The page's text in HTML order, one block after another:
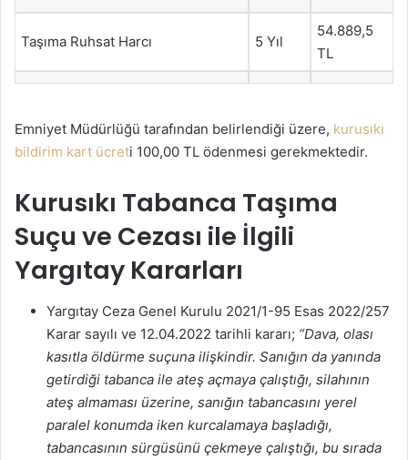
Taşıma Ruhsat Harcı 5 Yıl
54.889,5
TL
Emniyet Müdürlüğü tarafından belirlendiği üzere, kurusıkı
bildirim kart ücreti 100,00 TL ödenmesi gerekmektedir.
Kurusıkı Tabanca Taşıma
Suçu ve Cezası ile İlgili
Yargıtay Kararları
Yargıtay Ceza Genel Kurulu 2021/1-95 Esas 2022/257
Karar sayılı ve 12.04.2022 tarihli kararı; “Dava, olası
kasıtla öldürme suçuna ilişkindir. Sanığın da yanında
getirdiği tabanca ile ateş açmaya çalıştığı, silahının
ateş almaması üzerine, sanığın tabancasını yerel
paralel konumda iken kurcalamaya başladığı,
tabancasının sürgüsünü çekmeye çalıştığı, bu sırada